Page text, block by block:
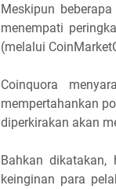
Meskipun
menempati
(melalui
Coinquora
mempertahankan
diperkirakan akan
Bahkan
keinginan para